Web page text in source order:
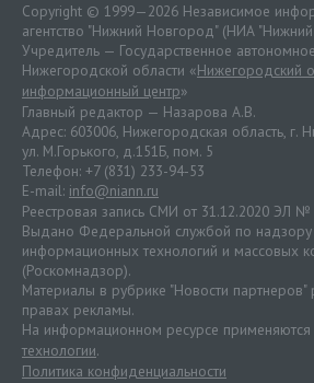
Copyright © 1999—2026 Независимое
агентство "Нижний Новгород" (НИА
Учредитель — Государственное
Нижегородской области «Нижегородский
информационный центр»
Главный редактор — Назарова А.В.
Адрес: 603006, Нижегородская область, г.
ул. М.Горького, д.151Б, пом. 5
Телефон: +7 (831) 233-94-53
E-mail: info@niann.ru
Реестровая запись СМИ от 31.12.2020 ЭЛ
Выдано Федеральной службой по надзору
информационных технологий и массовых
(Роскомнадзор).
Материалы в рубрике "Новости
правах рекламы.
На информационном ресурсе применяются
технологии.
Политика конфиденциальности